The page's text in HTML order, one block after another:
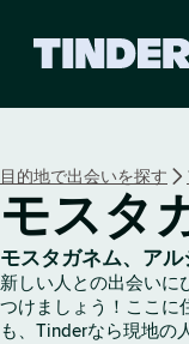
目的地で出会いを探す
モスタ
モスタガネム、アル
新しい人との出会いに
つけましょう！ここに
も、Tinderなら現地の